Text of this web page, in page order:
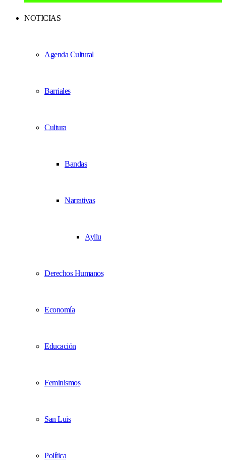
NOTICIAS
Agenda Cultural
Barriales
Cultura
Bandas
Narrativas
Ayllu
Derechos Humanos
Economía
Educación
Feminismos
San Luis
Política